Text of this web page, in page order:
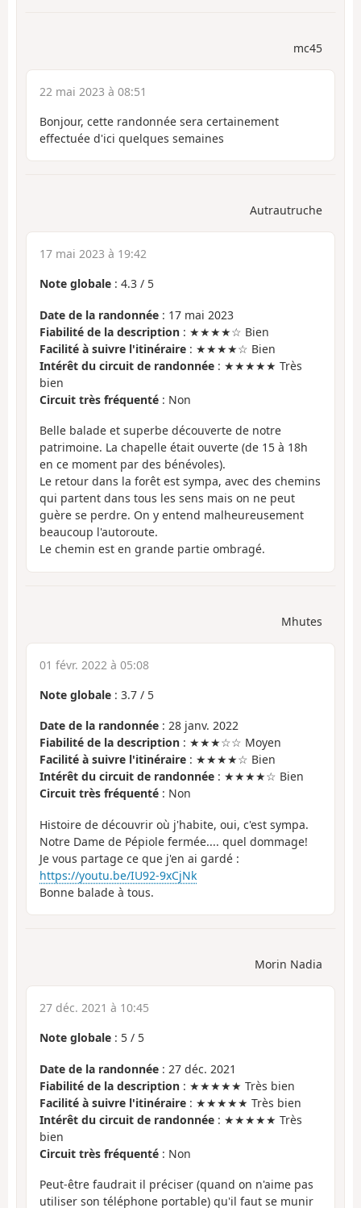
mc45
22 mai 2023 à 08:51
Bonjour, cette randonnée sera certainement
effectuée d'ici quelques semaines
Autrautruche
17 mai 2023 à 19:42
Note globale : 4.3 / 5
Date de la randonnée : 17 mai 2023
Fiabilité de la description : ★★★★☆ Bien
Facilité à suivre l'itinéraire : ★★★★☆ Bien
Intérêt du circuit de randonnée : ★★★★★ Très
bien
Circuit très fréquenté : Non
Belle balade et superbe découverte de notre
patrimoine. La chapelle était ouverte (de 15 à 18h
en ce moment par des bénévoles).
Le retour dans la forêt est sympa, avec des chemins
qui partent dans tous les sens mais on ne peut
guère se perdre. On y entend malheureusement
beaucoup l'autoroute.
Le chemin est en grande partie ombragé.
Mhutes
01 févr. 2022 à 05:08
Note globale : 3.7 / 5
Date de la randonnée : 28 janv. 2022
Fiabilité de la description : ★★★☆☆ Moyen
Facilité à suivre l'itinéraire : ★★★★☆ Bien
Intérêt du circuit de randonnée : ★★★★☆ Bien
Circuit très fréquenté : Non
Histoire de découvrir où j'habite, oui, c'est sympa.
Notre Dame de Pépiole fermée.... quel dommage!
Je vous partage ce que j'en ai gardé :
https://youtu.be/IU92-9xCjNk
Bonne balade à tous.
Morin Nadia
27 déc. 2021 à 10:45
Note globale : 5 / 5
Date de la randonnée : 27 déc. 2021
Fiabilité de la description : ★★★★★ Très bien
Facilité à suivre l'itinéraire : ★★★★★ Très bien
Intérêt du circuit de randonnée : ★★★★★ Très
bien
Circuit très fréquenté : Non
Peut-être faudrait il préciser (quand on n'aime pas
utiliser son téléphone portable) qu'il faut se munir